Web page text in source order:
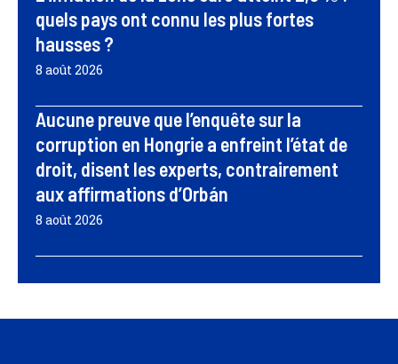
quels pays ont connu les plus fortes
hausses ?
8 août 2026
Aucune preuve que l’enquête sur la
corruption en Hongrie a enfreint l’état de
droit, disent les experts, contrairement
aux affirmations d’Orbán
8 août 2026